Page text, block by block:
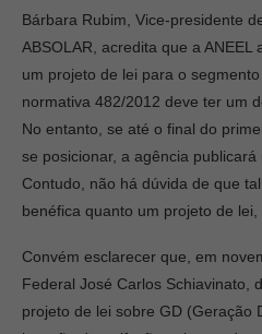
Bárbara Rubim, Vice-presidente
ABSOLAR, acredita que a
um projeto de lei para o
normativa 482/2012 deve ter um
No entanto, se até o final do
se posicionar, a agência publicará
Contudo, não há dúvida de que
benéfica quanto um projeto de lei,
Convém esclarecer que, em
Federal José Carlos Schiavinato,
projeto de lei sobre GD (Geração